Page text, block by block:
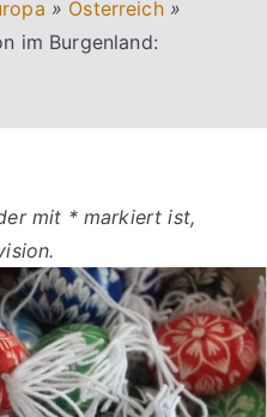
» Österreich »
im Burgenland:
mit * markiert ist,